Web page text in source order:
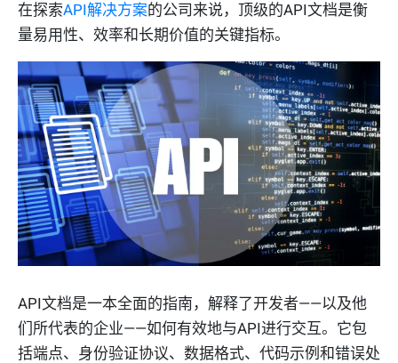
在探索API解决方案的公司来说，顶级的API文档是衡
量易用性、效率和长期价值的关键指标。
API文档是一本全面的指南，解释了开发者——以及他
们所代表的企业——如何有效地与API进行交互。它包
括端点、身份验证协议、数据格式、代码示例和错误处